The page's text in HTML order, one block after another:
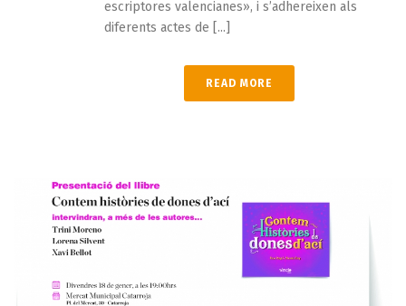
escriptores valencianes», i s’adhereixen als
diferents actes de [...]
READ MORE